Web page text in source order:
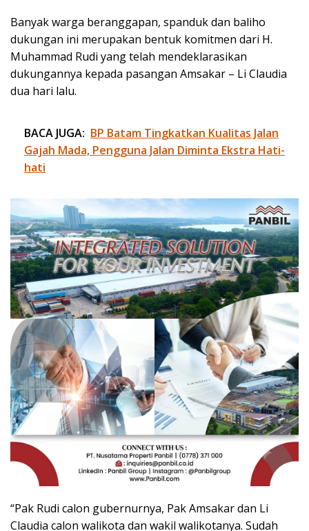
Banyak warga beranggapan, spanduk dan baliho
dukungan ini merupakan bentuk komitmen dari H.
Muhammad Rudi yang telah mendeklarasikan
dukungannya kepada pasangan Amsakar – Li Claudia
dua hari lalu.
BACA JUGA: BP Batam Tingkatkan Kualitas Jalan
Gajah Mada, Pengguna Jalan Diminta Ekstra Hati-
hati
“Pak Rudi calon gubernurnya, Pak Amsakar dan Li
Claudia calon walikota dan wakil walikotanya. Sudah